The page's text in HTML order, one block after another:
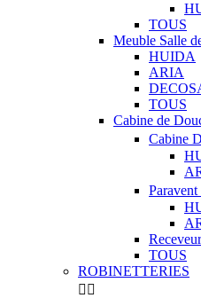
TOUS
Meuble Salle
HUIDA
ARIA
TOUS
Cabine de
Cabine
TOUS
ROBINETTERIES
 